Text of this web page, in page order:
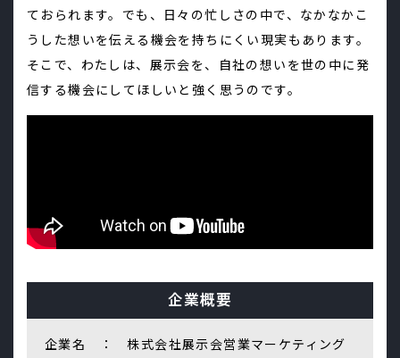
ておられます。でも、日々の忙しさの中で、なかなかこ
うした想いを伝える機会を持ちにくい現実もあります。
そこで、わたしは、展示会を、自社の想いを世の中に発
信する機会にしてほしいと強く思うのです。
企業概要
企業名 ： 株式会社展示会営業マーケティング